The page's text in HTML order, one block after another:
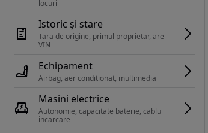
locuri
Istoric și stare
Tara de origine, primul proprietar, are
Echipament
Airbag, aer conditionat, multimedia
Masini electrice
Autonomie, capacitate baterie, cablu